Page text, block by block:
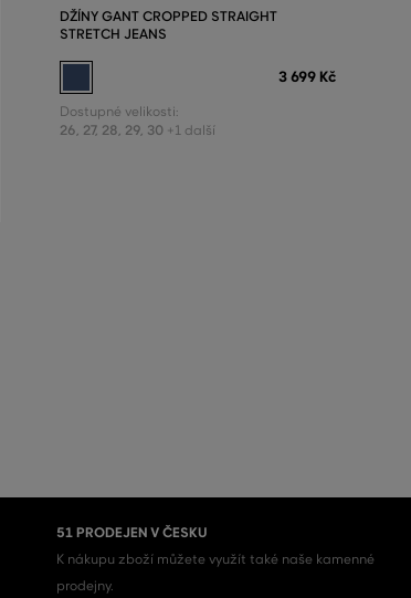
DŽÍNY GANT CROPPED STRAIGHT
STRETCH JEANS
3 699 Kč
Dostupné velikosti:
26, 27, 28, 29, 30 +1 další
51 PRODEJEN V ČESKU
K nákupu zboží můžete využít také naše kamenné
prodejny.